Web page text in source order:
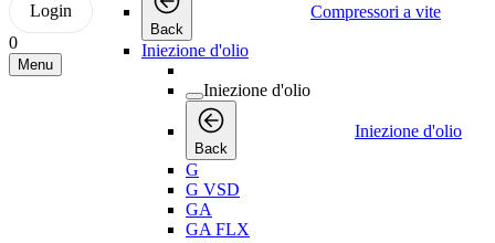
Login
0
Menu
Back
Compressori a vite
Iniezione d'olio
Iniezione d'olio
Back
Iniezione d'olio
G
G VSD
GA
GA FLX